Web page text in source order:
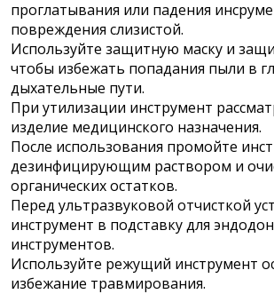
проглатывания или падения
повреждения слизистой.
Используйте защитную маску и
чтобы избежать попадания пыли в
дыхательные пути.
При утилизации инструмент
изделие медицинского назначения.
После использования промойте
дезинфицирующим раствором и
органических остатков.
Перед ультразвуковой отчисткой
инструмент в подставку для
инструментов.
Используйте режущий инструмент
избежание травмирования.